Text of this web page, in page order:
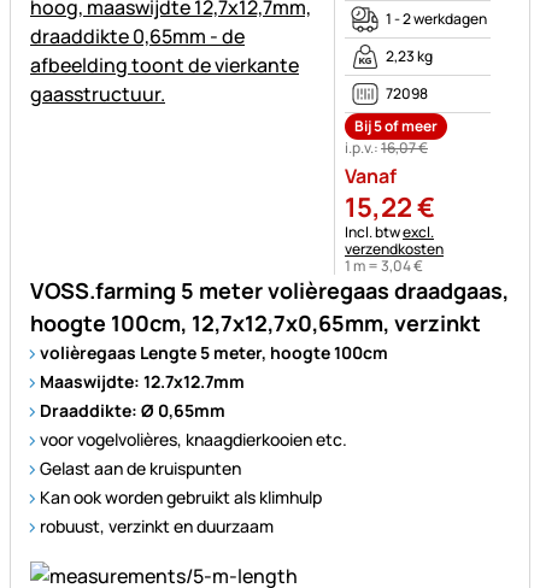
VOSS.farming 5 meter volièregaas draadgaas,
hoogte 100cm, 12,7x12,7x0,65mm, verzinkt
volièregaas Lengte 5 meter, hoogte 100cm
Maaswijdte: 12.7x12.7mm
Draaddikte: Ø 0,65mm
voor vogelvolières, knaagdierkooien etc.
Gelast aan de kruispunten
Kan ook worden gebruikt als klimhulp
robuust, verzinkt en duurzaam
1 - 2 werkdagen
2,23 kg
72098
Bij 5 of meer
i.p.v.:16,07€
Vanaf
15,22€
Belastinginformatie:
Incl. btwexcl.
verzendkosten
1 m =3,04€